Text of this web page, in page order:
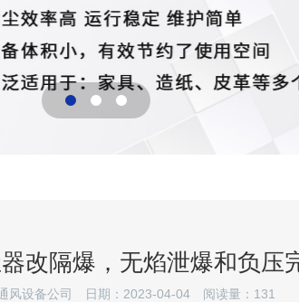
改隔爆，无焰泄爆和负压
风设备公司 日期：2023-04-04 阅读量： 131